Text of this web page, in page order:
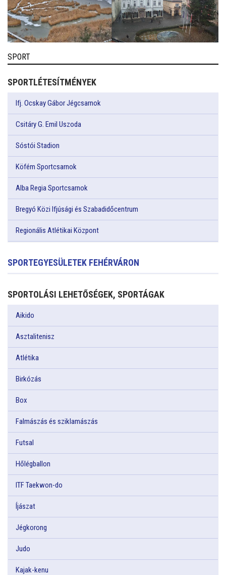
SPORT
SPORTLÉTESÍTMÉNYEK
Ifj. Ocskay Gábor Jégcsarnok
Csitáry G. Emil Uszoda
Sóstói Stadion
Köfém Sportcsarnok
Alba Regia Sportcsarnok
Bregyó Közi Ifjúsági és Szabadidőcentrum
Regionális Atlétikai Központ
SPORTEGYESÜLETEK FEHÉRVÁRON
SPORTOLÁSI LEHETŐSÉGEK, SPORTÁGAK
Aikido
Asztalitenisz
Atlétika
Birkózás
Box
Falmászás és sziklamászás
Futsal
Hőlégballon
ITF Taekwon-do
Íjászat
Jégkorong
Judo
Kajak-kenu